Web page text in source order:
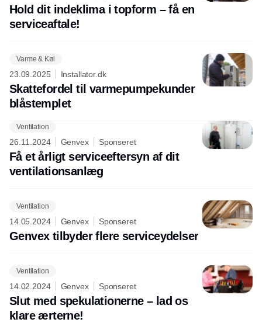
Hold dit indeklima i topform – få en
serviceaftale!
Varme & Køl
23.09.2025 Installator.dk
Skattefordel til varmepumpekunder
blåstemplet
Ventilation
26.11.2024 Genvex Sponseret
Få et årligt serviceeftersyn af dit
ventilationsanlæg
Ventilation
14.05.2024 Genvex Sponseret
Genvex tilbyder flere serviceydelser
Ventilation
14.02.2024 Genvex Sponseret
Slut med spekulationerne – lad os
klare ærterne!